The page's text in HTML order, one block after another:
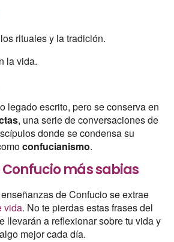
rituales y la tradición.
la vida.
legado escrito, pero se conserva en
, una serie de conversaciones de
donde se condensa su
confucianismo.
Confucio más sabias
de Confucio se extrae
vida. No te pierdas estas frases del
llevarán a reflexionar sobre tu vida y
mejor cada día.